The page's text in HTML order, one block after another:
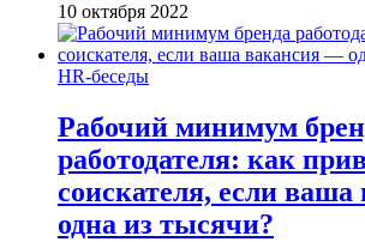
10 октября 2022
HR-беседы
Рабочий минимум
работодателя: как
соискателя, если
одна из тысячи?